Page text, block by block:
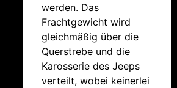
werden. Das
Frachtgewicht wird
gleichmäßig über die
Querstrebe und die
Karosserie des Jeeps
verteilt, wobei keinerlei